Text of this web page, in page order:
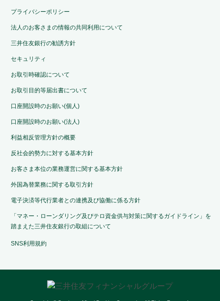
プライバシーポリシー
法人のお客さまの情報の共同利用について
三井住友銀行の勧誘方針
セキュリティ
お取引時確認について
お取引目的等届出書について
口座開設時のお願い(個人)
口座開設時のお願い(法人)
利益相反管理方針の概要
反社会的勢力に対する基本方針
お客さま本位の業務運営に関する基本方針
外国為替業務に関する取引方針
電子決済等代行業者との連携及び協働に係る方針
「マネー・ローンダリング及びテロ資金供与対策に関するガイドライン」を
踏まえた三井住友銀行の取組について
SNS利用規約